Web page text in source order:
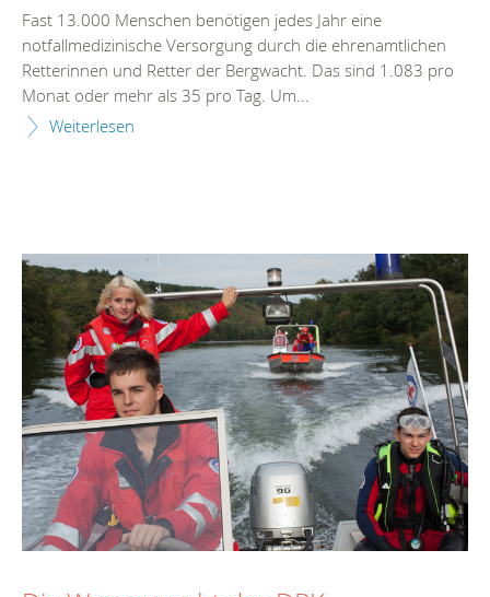
Fast 13.000 Menschen benötigen jedes Jahr eine
notfallmedizinische Versorgung durch die ehrenamtlichen
Retterinnen und Retter der Bergwacht. Das sind 1.083 pro
Monat oder mehr als 35 pro Tag. Um...
Weiterlesen